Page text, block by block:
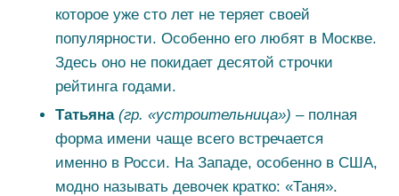
которое уже сто лет не теряет своей
популярности. Особенно его любят в Москве.
Здесь оно не покидает десятой строчки
рейтинга годами.
Татьяна(гр. «устроительница») – полная
форма имени чаще всего встречается
именно в Росси. На Западе, особенно в США,
модно называть девочек кратко: «Таня».